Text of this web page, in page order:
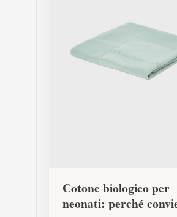
Cotone biologico per
neonati: perché